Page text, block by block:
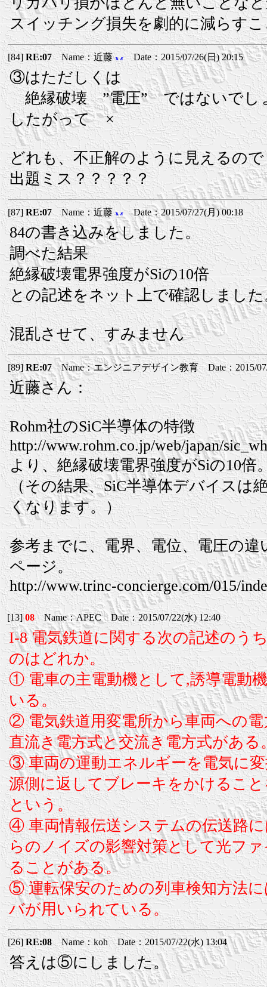
スイッチング損失を劇的に減らす
[84]RE:07Name：近藤 Date：2015/07/26(日) 20:15
③はただしくは
絶縁破壊 ”電圧” ではないでし
したがって ×
どれも、不正解のように見えるので
出題ミス？？？？？
[87]RE:07Name：近藤 Date：2015/07/27(月) 00:18
84の書き込みをしました。
調べた結果
絶縁破壊電界強度がSiの10倍
との記述をネット上で確認しました
混乱させて、すみません
[89]RE:07Name：エンジニアデザイン教育 Date：2015/07/
近藤さん：
Rohm社のSiC半導体の特徴
http://www.rohm.co.jp/web/japan/
より、絶縁破壊電界強度がSiの10倍
（その結果、SiC半導体デバイスは
くなります。）
参考までに、電界、電位、電圧の違
ページ。
http://www.trinc-concierge.com/015/
[13]08Name：APEC Date：2015/07/22(水) 12:40
I-8 電気鉄道に関する次の記述のう
のはどれか。
① 電車の主電動機として,誘導電動
いる。
② 電気鉄道用変電所から車両への
直流き電方式と交流き電方式がある
③ 車両の運動エネルギーを電気に
源側に返してブレーキをかけるこ
という。
④ 車両情報伝送システムの伝送路
らのノイズの影響対策として光フ
ることがある。
⑤ 運転保安のための列車検知方法
バが用いられている。
[26]RE:08Name：koh Date：2015/07/22(水) 13:04
答えは⑤にしました。